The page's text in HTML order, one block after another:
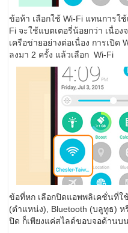
ข้อห้า เลือกใช้ Wi-Fi แทนการใ
Fi จะใช้แบตเตอรี่น้อยกว่า เนื่อ
เครือข่ายอย่างต่อเนื่อง การเปิ
ลงมา 2 ครั้ง แล้วเลือก Wi-Fi
ข้อที่หก เลือกปิดแอพพลิเคชั่นที่ใ
(ตำแหน่ง), Bluetooth (บลูทูธ) ห
ปิด ก็เพียงแค่สไลด์ขอบจอด้านบ